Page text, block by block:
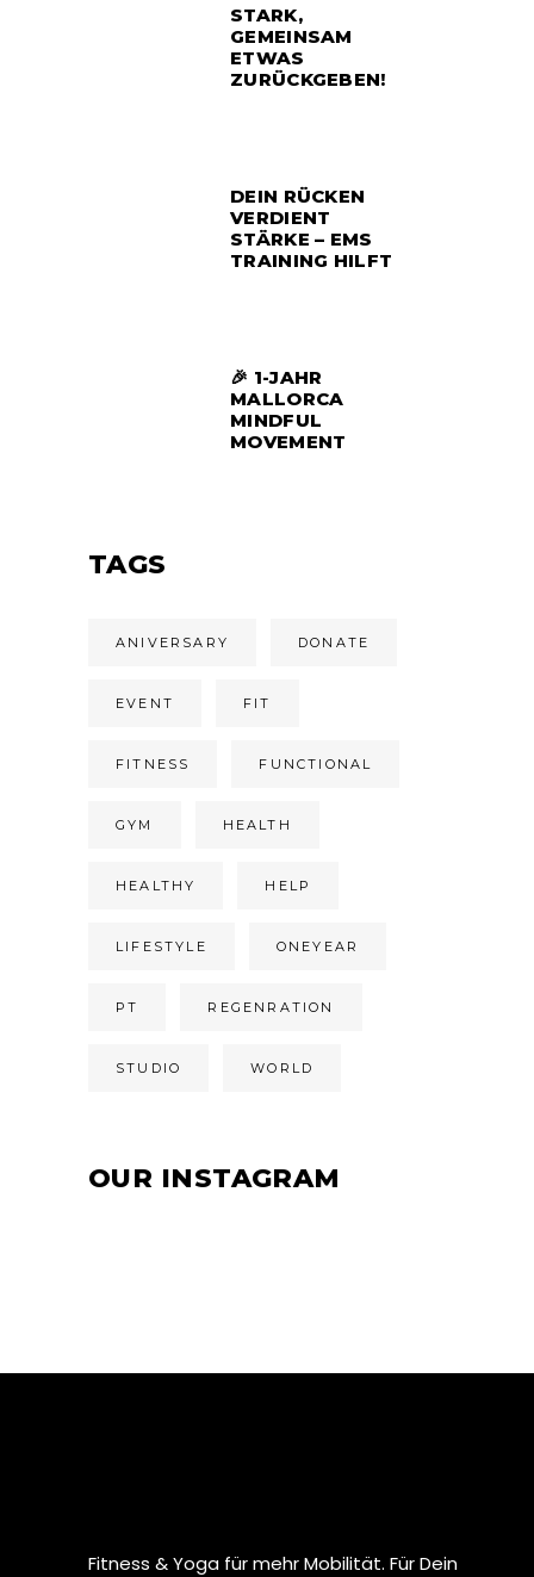
STARK,
GEMEINSAM
ETWAS
ZURÜCKGEBEN!
DEIN RÜCKEN
VERDIENT
STÄRKE – EMS
TRAINING HILFT
🎉 1-JAHR
MALLORCA
MINDFUL
MOVEMENT
TAGS
ANIVERSARY DONATE
EVENT FIT
FITNESS FUNCTIONAL
GYM HEALTH
HEALTHY HELP
LIFESTYLE ONEYEAR
PT REGENRATION
STUDIO WORLD
OUR INSTAGRAM
Fitness & Yoga für mehr Mobilität. Für Dein